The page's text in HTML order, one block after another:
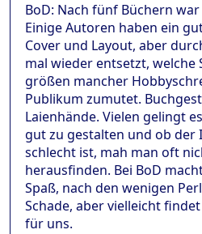
BoD: Nach fünf Büchern
Einige Autoren haben ein
Cover und Layout, aber
mal wieder entsetzt,
größen mancher
Publikum zumutet.
Laienhände. Vielen gelingt
gut zu gestalten und ob
schlecht ist, mah man oft
herausfinden. Bei BoD
Spaß, nach den wenigen
Schade, aber vielleicht
für uns.